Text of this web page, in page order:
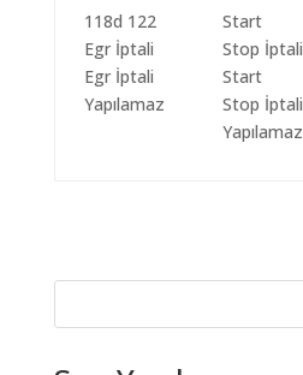
Egr İptali
Yapılamaz
Start
Stop İptali
Yapılamaz